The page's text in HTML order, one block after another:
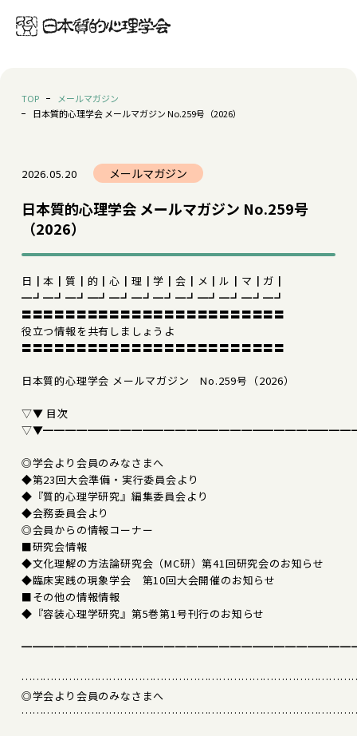
TOP
メールマガジン
日本質的心理学会 メールマガジン No.259号（2026）
2026.05.20 メールマガジン
日本質的心理学会 メールマガジン No.259号
（2026）
日┃本┃質┃的┃心┃理┃学┃会┃メ┃ル┃マ┃ガ┃
━┛━┛━┛━┛━┛━┛━┛━┛━┛━┛━┛━┛
〓〓〓〓〓〓〓〓〓〓〓〓〓〓〓〓〓〓〓〓〓〓〓〓
役立つ情報を共有しましょうよ
〓〓〓〓〓〓〓〓〓〓〓〓〓〓〓〓〓〓〓〓〓〓〓〓
日本質的心理学会 メールマガジン No.259号（2026）
▽▼ 目次
◎学会より会員のみなさまへ
◆第23回大会準備・実行委員会より
◆『質的心理学研究』編集委員会より
◆会務委員会より
◎会員からの情報コーナー
■研究会情報
◆文化理解の方法論研究会（MC研）第41回研究会のお知らせ
◆臨床実践の現象学会 第10回大会開催のお知らせ
■その他の情報情報
◆『容装心理学研究』第5巻第1号刊行のお知らせ
◎学会より会員のみなさまへ